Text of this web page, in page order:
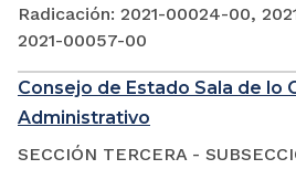
Radicación: 2021-00024-00,
2021-00057-00
Consejo de Estado Sala de lo
Administrativo
SECCIÓN TERCERA -